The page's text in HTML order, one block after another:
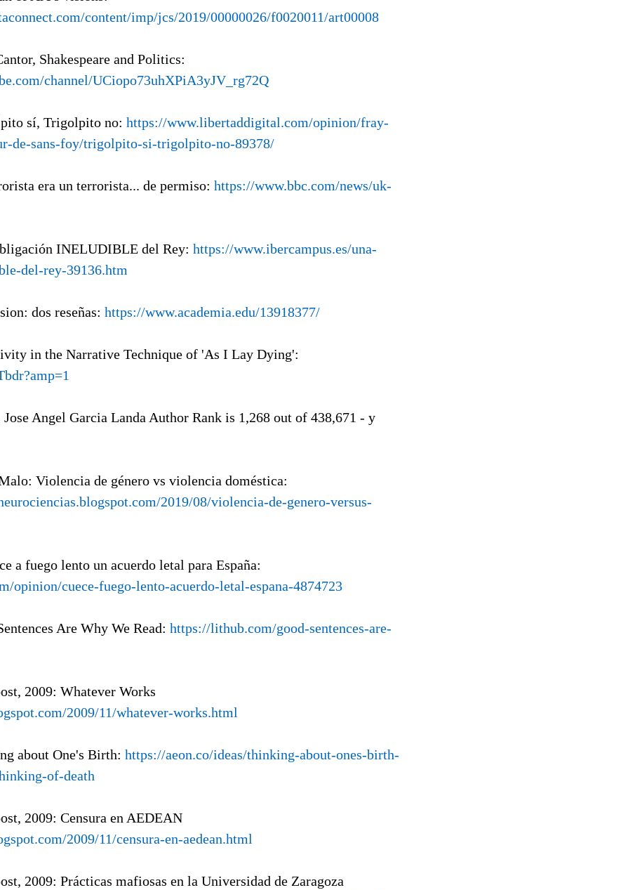
content/imp/jcs/2019/00000026/f0020011/art00008
Shakespeare and Politics:
channel/UCiopo73uhXPiA3yJV_rg72Q
sí, Trigolpito no: https://www.libertaddigital.com/opinion/fray-
de-sans-foy/trigolpito-si-trigolpito-no-89378/
era un terrorista... de permiso: https://www.bbc.com/news/uk-
INELUDIBLE del Rey: https://www.ibercampus.es/una-
del-rey-39136.htm
dos reseñas: https://www.academia.edu/13918377/
in the Narrative Technique of 'As I Lay Dying':
Jose Angel Garcia Landa Author Rank is 1,268 out of 438,671 - y
Violencia de género vs violencia doméstica:
2019/08/violencia-de-genero-versus-
a fuego lento un acuerdo letal para España:
opinion/cuece-fuego-lento-acuerdo-letal-espana-4874723
Are Why We Read: https://lithub.com/good-sentences-are-
2009: Whatever Works
2009/11/whatever-works.html
about One's Birth: https://aeon.co/ideas/thinking-about-ones-birth-
of-death
2009: Censura en AEDEAN
2009/11/censura-en-aedean.html
2009: Prácticas mafiosas en la Universidad de Zaragoza